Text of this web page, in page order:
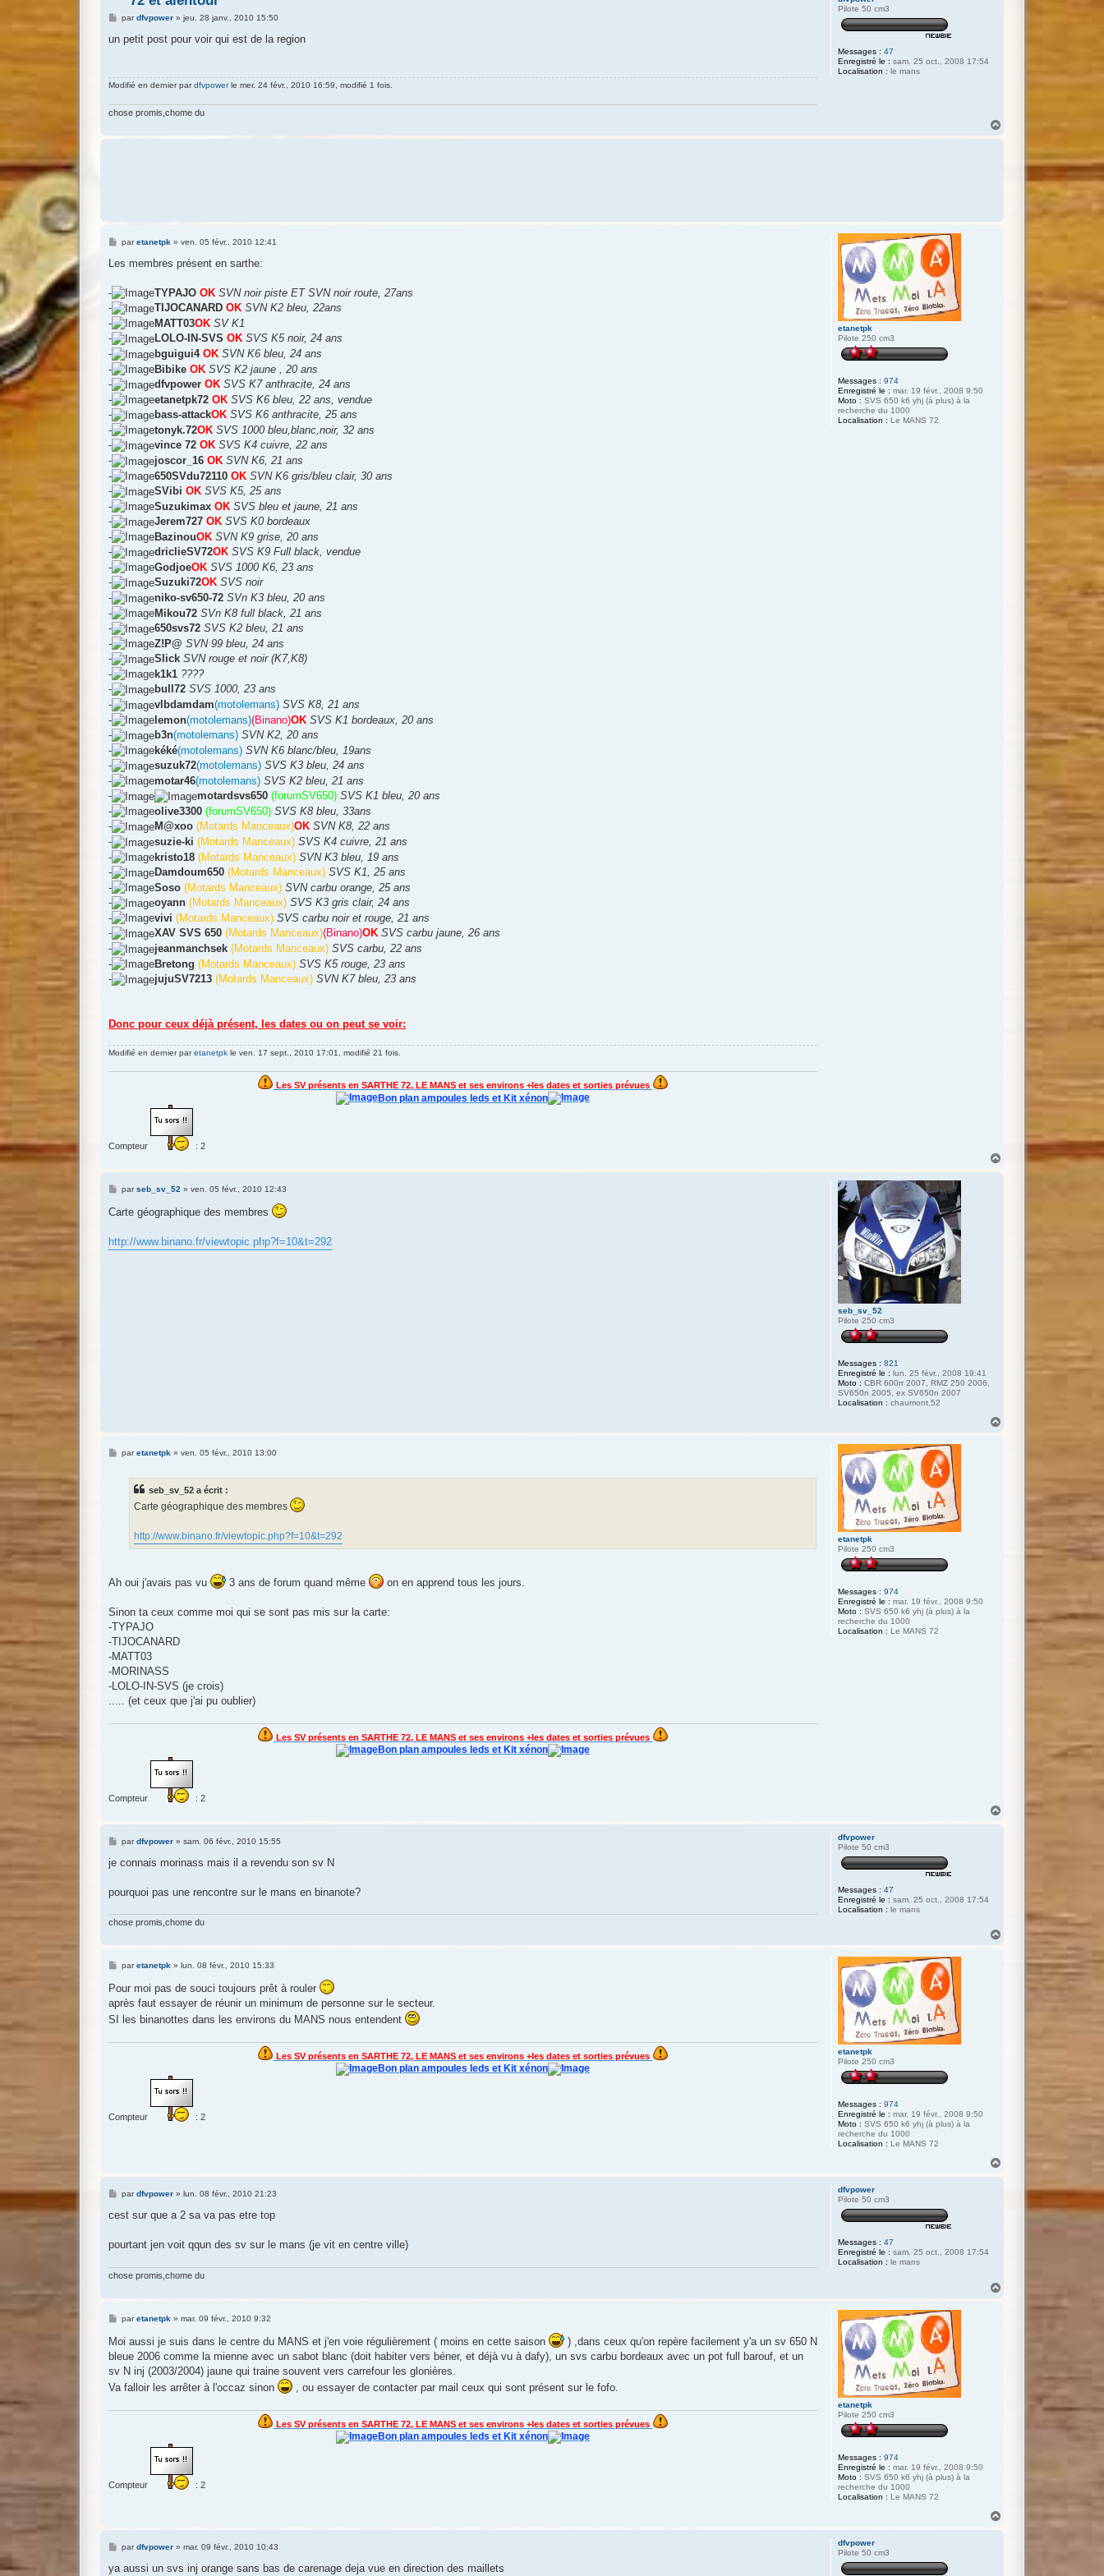
Pilote 50 cm3
Messages : 47
Enregistré le : sam. 25 oct., 2008 17:54
Localisation : le mans
M
s
e
pardfvpower» jeu. 28 janv., 2010 15:50
un petit post pour voir qui est de la region
Modifié en dernier pardfvpowerle mer. 24 févr., 2010 16:59, modifié 1 fois.
chose promis,chome du
etanetpk
Pilote 250 cm3
Messages : 974
Enregistré le : mar. 19 févr., 2008 9:50
Moto : SVS 650 k6 yhj (à plus) à la
recherche du 1000
Localisation : Le MANS 72
M
s
g
e
paretanetpk » ven. 05 févr., 2010 12:41
Les membres présent en sarthe:
- TYPAJO OK SVN noir piste ET SVN noir route, 27ans
-
TIJOCANARD OK SVN K2 bleu, 22ans
-
MATT03OK SV K1
-
LOLO-IN-SVS OK SVS K5 noir, 24 ans
-
bguigui4 OK SVN K6 bleu, 24 ans
-
Bibike OK SVS K2 jaune , 20 ans
-
dfvpower OK SVS K7 anthracite, 24 ans
-
etanetpk72 OK SVS K6 bleu, 22 ans, vendue
-
bass-attackOK SVS K6 anthracite, 25 ans
-
tonyk.72OK SVS 1000 bleu,blanc,noir, 32 ans
-
vince 72 OK SVS K4 cuivre, 22 ans
-
joscor_16 OK SVN K6, 21 ans
-
650SVdu72110 OK SVN K6 gris/bleu clair, 30 ans
-
SVibi OK SVS K5, 25 ans
-
Suzukimax OK SVS bleu et jaune, 21 ans
-
Jerem727 OK SVS K0 bordeaux
-
BazinouOK SVN K9 grise, 20 ans
-
driclieSV72OK SVS K9 Full black, vendue
-
GodjoeOK SVS 1000 K6, 23 ans
-
Suzuki72OK SVS noir
-
niko-sv650-72 SVn K3 bleu, 20 ans
-
Mikou72 SVn K8 full black, 21 ans
-
650svs72 SVS K2 bleu, 21 ans
-
Z!P@ SVN 99 bleu, 24 ans
-
Slick SVN rouge et noir (K7,K8)
-
k1k1 ????
-
bull72 SVS 1000, 23 ans
-
vlbdamdam(motolemans) SVS K8, 21 ans
-
lemon(motolemans)(Binano)OK SVS K1 bordeaux, 20 ans
-
b3n(motolemans) SVN K2, 20 ans
-
kéké(motolemans) SVN K6 blanc/bleu, 19ans
-
suzuk72(motolemans) SVS K3 bleu, 24 ans
-
motar46(motolemans) SVS K2 bleu, 21 ans
-
motardsvs650 (forumSV650) SVS K1 bleu, 20 ans
-
olive3300 (forumSV650) SVS K8 bleu, 33ans
-
M@xoo (Motards Manceaux)OK SVN K8, 22 ans
-
suzie-ki (Motards Manceaux) SVS K4 cuivre, 21 ans
-
kristo18 (Motards Manceaux) SVN K3 bleu, 19 ans
-
Damdoum650 (Motards Manceaux) SVS K1, 25 ans
-
Soso (Motards Manceaux) SVN carbu orange, 25 ans
-
oyann (Motards Manceaux) SVS K3 gris clair, 24 ans
-
vivi (Motards Manceaux) SVS carbu noir et rouge, 21 ans
-
XAV SVS 650 (Motards Manceaux)(Binano)OK SVS carbu jaune, 26 ans
-
jeanmanchsek (Motards Manceaux) SVS carbu, 22 ans
-
Bretong (Motards Manceaux) SVS K5 rouge, 23 ans
-
jujuSV7213 (Motards Manceaux) SVN K7 bleu, 23 ans
Donc pour ceux déjà présent, les dates ou on peut se voir:
Modifié en dernier paretanetpk le ven. 17 sept., 2010 17:01, modifié 21 fois.
Les SV présents en SARTHE 72, LE MANS et ses environs +les dates et sorties prévues
Bon plan ampoules leds et Kit xénon
Compteur : 2
seb_sv_52
Pilote 250 cm3
Messages : 821
Enregistré le : lun. 25 févr., 2008 19:41
Moto : CBR 600rr 2007, RMZ 250 2006,
SV650n 2005, ex SV650n 2007
Localisation : chaumont,52
M
s
s
g
e
parseb_sv_52» ven. 05 févr., 2010 12:43
Carte géographique des membres
http://www.binano.fr/viewtopic.php?f=10&t=292
etanetpk
Pilote 250 cm3
Messages : 974
Enregistré le : mar. 19 févr., 2008 9:50
Moto : SVS 650 k6 yhj (à plus) à la
recherche du 1000
Localisation : Le MANS 72
Mparetanetpk» ven. 05 févr., 2010 13:00
seb_sv_52 a écrit :
Carte géographique des membres
http://www.binano.fr/viewtopic.php?f=10&t=292
Ah oui j'avais pas vu 3 ans de forum quand même on en apprend tous les jours.
Sinon ta ceux comme moi qui se sont pas mis sur la carte:
-TYPAJO
-TIJOCANARD
-MATT03
-MORINASS
-LOLO-IN-SVS (je crois)
..... (et ceux que j'ai pu oublier)
Les SV présents en SARTHE 72, LE MANS et ses environs +les dates et sorties prévues
Bon plan ampoules leds et Kit xénon
Compteur : 2
dfvpower
Pilote 50 cm3
Messages : 47
Enregistré le : sam. 25 oct., 2008 17:54
Localisation : le mans
M
s
g
pardfvpower» sam. 06 févr., 2010 15:55
je connais morinass mais il a revendu son sv N
pourquoi pas une rencontre sur le mans en binanote?
chose promis,chome du
etanetpk
Pilote 250 cm3
Messages : 974
Enregistré le : mar. 19 févr., 2008 9:50
Moto : SVS 650 k6 yhj (à plus) à la
recherche du 1000
Localisation : Le MANS 72
M
s
s
a
g
e
paretanetpk» lun. 08 févr., 2010 15:33
Pour moi pas de souci toujours prêt à rouler
après faut essayer de réunir un minimum de personne sur le secteur.
SI les binanottes dans les environs du MANS nous entendent
Les SV présents en SARTHE 72, LE MANS et ses environs +les dates et sorties prévues
Bon plan ampoules leds et Kit xénon
Compteur : 2
dfvpower
Pilote 50 cm3
Messages : 47
Enregistré le : sam. 25 oct., 2008 17:54
Localisation : le mans
M
s
g
pardfvpower» lun. 08 févr., 2010 21:23
cest sur que a 2 sa va pas etre top
pourtant jen voit qqun des sv sur le mans (je vit en centre ville)
chose promis,chome du
etanetpk
Pilote 250 cm3
Messages : 974
Enregistré le : mar. 19 févr., 2008 9:50
Moto : SVS 650 k6 yhj (à plus) à la
recherche du 1000
Localisation : Le MANS 72
M
s
a
e
paretanetpk » mar. 09 févr., 2010 9:32
Moi aussi je suis dans le centre du MANS et j'en voie régulièrement ( moins en cette saison
) ,dans ceux qu'on repère facilement y'a un sv 650 N
bleue 2006 comme la mienne avec un sabot blanc (doit habiter vers béner, et déjà vu à dafy), un svs carbu bordeaux avec un pot full barouf, et un
sv N inj (2003/2004) jaune qui traine souvent vers carrefour les glonières.
Va falloir les arrêter à l'occaz sinon
, ou essayer de contacter par mail ceux qui sont présent sur le fofo.
Les SV présents en SARTHE 72, LE MANS et ses environs +les dates et sorties prévues
Bon plan ampoules leds et Kit xénon
Compteur : 2
dfvpower
Pilote 50 cm3
M
s
pardfvpower» mar. 09 févr., 2010 10:43
ya aussi un svs inj orange sans bas de carenage deja vue en direction des maillets